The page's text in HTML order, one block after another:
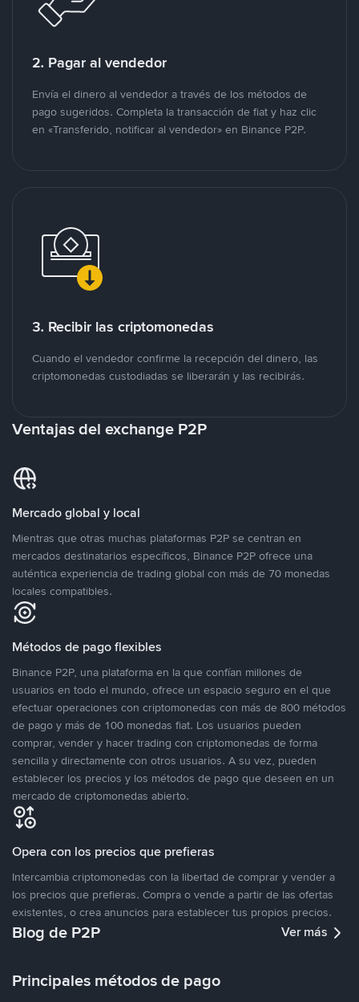
2. Pagar al vendedor
Envía el dinero al vendedor a través de los métodos de
pago sugeridos. Completa la transacción de fiat y haz clic
en «Transferido, notificar al vendedor» en Binance P2P.
3. Recibir las criptomonedas
Cuando el vendedor confirme la recepción del dinero, las
criptomonedas custodiadas se liberarán y las recibirás.
Ventajas del exchange P2P
Mercado global y local
Mientras que otras muchas plataformas P2P se centran en
mercados destinatarios específicos, Binance P2P ofrece una
auténtica experiencia de trading global con más de 70 monedas
locales compatibles.
Métodos de pago flexibles
Binance P2P, una plataforma en la que confían millones de
usuarios en todo el mundo, ofrece un espacio seguro en el que
efectuar operaciones con criptomonedas con más de 800 métodos
de pago y más de 100 monedas fiat. Los usuarios pueden
comprar, vender y hacer trading con criptomonedas de forma
sencilla y directamente con otros usuarios. A su vez, pueden
establecer los precios y los métodos de pago que deseen en un
mercado de criptomonedas abierto.
Opera con los precios que prefieras
Intercambia criptomonedas con la libertad de comprar y vender a
los precios que prefieras. Compra o vende a partir de las ofertas
existentes, o crea anuncios para establecer tus propios precios.
Blog de P2P Ver más
Principales métodos de pago